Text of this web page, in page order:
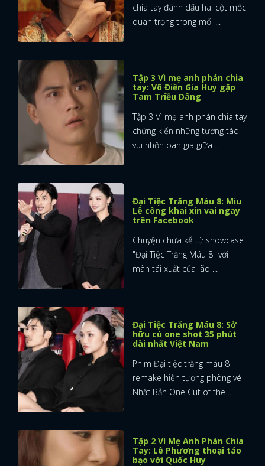
chia tay đánh dấu hai cột mốc
quan trọng trong mối ...
Tập 3 Vì mẹ anh phán chia
tay: Võ Điền Gia Huy gặp
Tam Triều Dâng
Tập 3 Vì mẹ anh phán chia tay
chứng kiến những tương tác
vui nhộn oan gia giữa ...
Đại Tiệc Trăng Máu 8: Miu
Lê công khai xin vai ngay
trên Facebook
Chuyện chưa kể từ showcase
"Đại Tiệc Trăng Máu 8" với
màn tái xuất của lão ...
Đại Tiệc Trăng Máu 8: Sở
hữu cú one shot 35 phút
dài nhất Việt Nam
Phim Đại tiệc trăng máu 8
remake hiện tượng phòng vé
Nhật Bản One Cut of the ...
Tập 2 Vì Mẹ Anh Phán Chia
Tay: Lê Phương thoại táo
bạo với Quốc Huy